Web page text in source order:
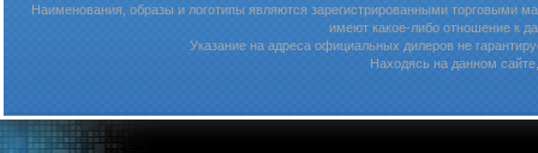
Наименования, образы и логотипы являются зарегистрированными торговыми
имеют какое-либо отношение к
Указание на адреса официальных дилеров не
Находясь на данном